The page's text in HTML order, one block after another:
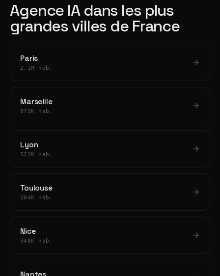
Agence IA dans les plus
grandes villes de France
Paris
2.1M hab.
Marseille
873K hab.
Lyon
522K hab.
Toulouse
504K hab.
Nice
348K hab.